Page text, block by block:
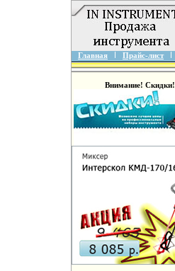
Главная Прайс-лист
Внимание! Скидки!